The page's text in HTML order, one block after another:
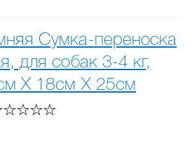
Сумка-переноска
для собак 3-4 кг,
Х 18см Х 25см